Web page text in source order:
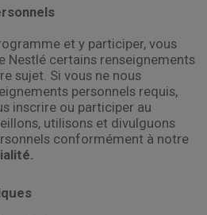
et y participer, vous
Nestlé certains renseignements
sujet. Si vous ne nous
personnels requis,
inscrire ou participer au
utilisons et divulguons
conformément à notre